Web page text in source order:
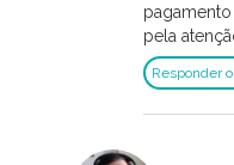
pela
Responder